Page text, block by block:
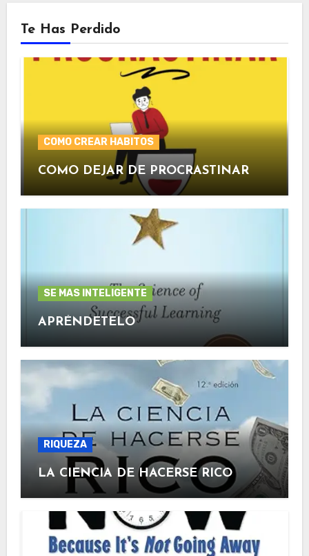
Te Has Perdido
COMO CREAR HABITOS
COMO DEJAR DE PROCRASTINAR
SE MAS INTELIGENTE
APRÉNDETELO
RIQUEZA
LA CIENCIA DE HACERSE RICO